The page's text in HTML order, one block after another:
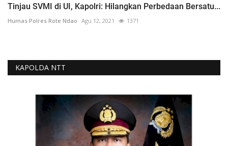
Tinjau SVMI di UI, Kapolri: Hilangkan Perbedaan Bersatu...
Humas Polres Rote Ndao Agu 12, 2021 1371
KAPOLDA NTT